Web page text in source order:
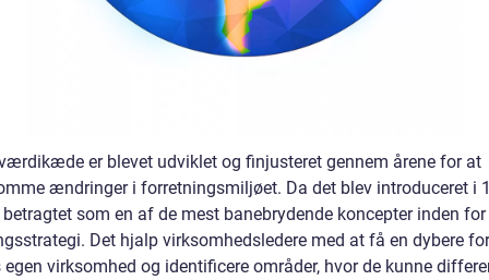
er blevet udviklet og finjusteret gennem årene for at
ændringer i forretningsmiljøet. Da det blev introduceret i
som en af de mest banebrydende koncepter inden for
Det hjalp virksomhedsledere med at få en dybere
egen virksomhed og identificere områder, hvor de kunne